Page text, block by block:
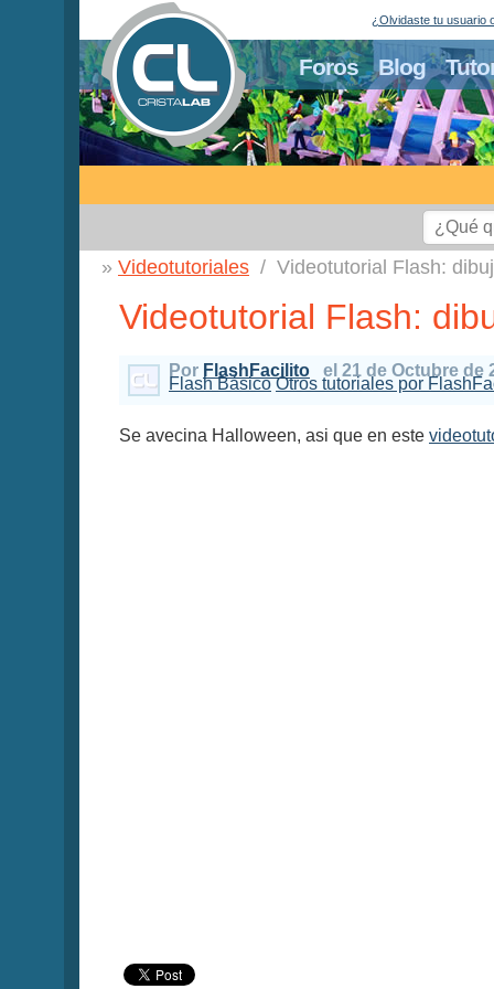
Foros Blog
¿Olvidaste tu usuario
Videotutoriales Videotutorial Flash:
Videotutorial Flash:
Por FlashFacilito el 21 de Octubre de
Flash Básico Otros tutoriales por
Se avecina Halloween, asi que en este